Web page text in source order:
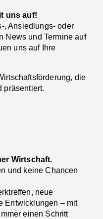
uns auf!
, Ansiedlungs- oder
News und Termine auf
uns auf Ihre
die
präsentiert.
Wirtschaft.
und keine Chancen
neue
Entwicklungen – mit
einen Schritt